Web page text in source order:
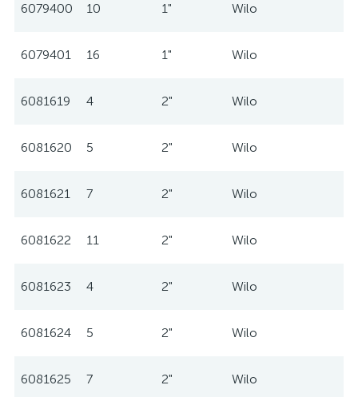
6079400 10 1" Wilo
6079401 16 1" Wilo
6081619 4 2" Wilo
6081620 5 2" Wilo
6081621 7 2" Wilo
6081622 11 2" Wilo
6081623 4 2" Wilo
6081624 5 2" Wilo
6081625 7 2" Wilo